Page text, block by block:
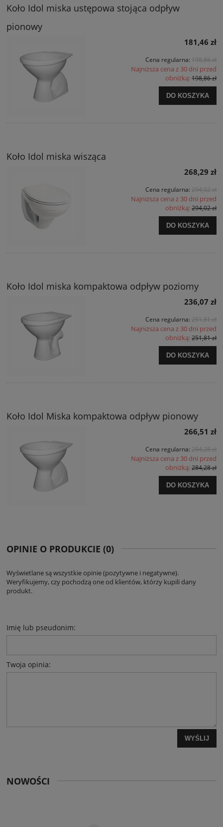
Koło Idol miska ustępowa stojąca odpływ
pionowy
181,46 zł
Cena regularna: 198,86 zł
Najniższa cena z 30 dni przed
obniżką:198,86 zł
DO KOSZYKA
Koło Idol miska wisząca
268,29 zł
Cena regularna: 294,02 zł
Najniższa cena z 30 dni przed
obniżką:294,02 zł
DO KOSZYKA
Koło Idol miska kompaktowa odpływ poziomy
236,07 zł
Cena regularna: 251,81 zł
Najniższa cena z 30 dni przed
obniżką:251,81 zł
DO KOSZYKA
Koło Idol Miska kompaktowa odpływ pionowy
266,51 zł
Cena regularna: 284,28 zł
Najniższa cena z 30 dni przed
obniżką:284,28 zł
DO KOSZYKA
OPINIE O PRODUKCIE (0)
Wyświetlane są wszystkie opinie (pozytywne i negatywne).
Weryfikujemy, czy pochodzą one od klientów, którzy kupili dany
produkt.
Imię lub pseudonim:
Twoja opinia:
WYŚLIJ
NOWOŚCI